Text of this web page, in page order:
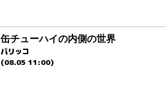
缶チューハイの内側の世界
パリッコ
(08.05 11:00)